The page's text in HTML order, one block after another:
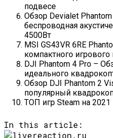
подвесе
Обзор Devialet
беспроводная
4500Вт
MSI GS43VR 6RE
компактного игрового
DJI Phantom 4 Pro –
идеального
Обзор DJI Phantom 2
популярный
ТОП игр Steam на
In this article: